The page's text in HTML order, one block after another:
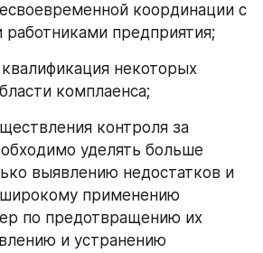
координации с
предприятия;
некоторых
комплаенса;
контроля за
уделять больше
выявлению недостатков и
применению
по предотвращению их
и устранению